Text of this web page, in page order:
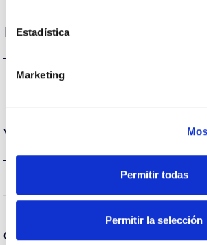
Estadística
Marketing
Permitir todas
Permitir la selección
Desempenho
Fluxo (lm)
Vida
(L70B50>)50.000h
Condição de funcionamento